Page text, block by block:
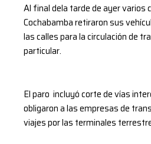
Al final dela tarde de ayer varios
Cochabamba retiraron sus
las calles para la circulación de
particular.
El paro incluyó corte de vías
obligaron a las empresas de
viajes por las terminales